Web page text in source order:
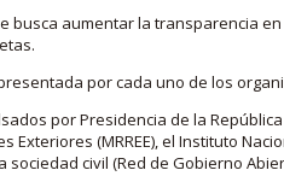
busca aumentar la transparencia
por cada uno de los
por Presidencia de la
Exteriores (MRREE), el Instituto
sociedad civil (Red de Gobierno